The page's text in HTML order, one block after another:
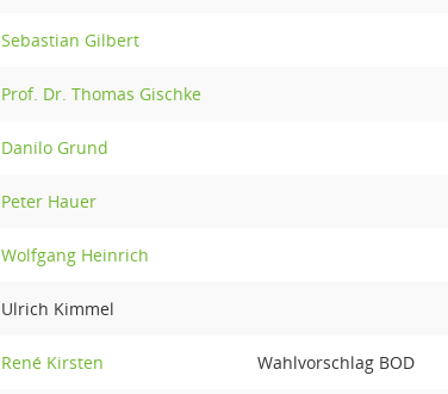
Sebastian Gilbert
Prof. Dr. Thomas Gischke
Danilo Grund
Peter Hauer
Wolfgang Heinrich
Ulrich Kimmel
René Kirsten Wahlvorschlag BOD